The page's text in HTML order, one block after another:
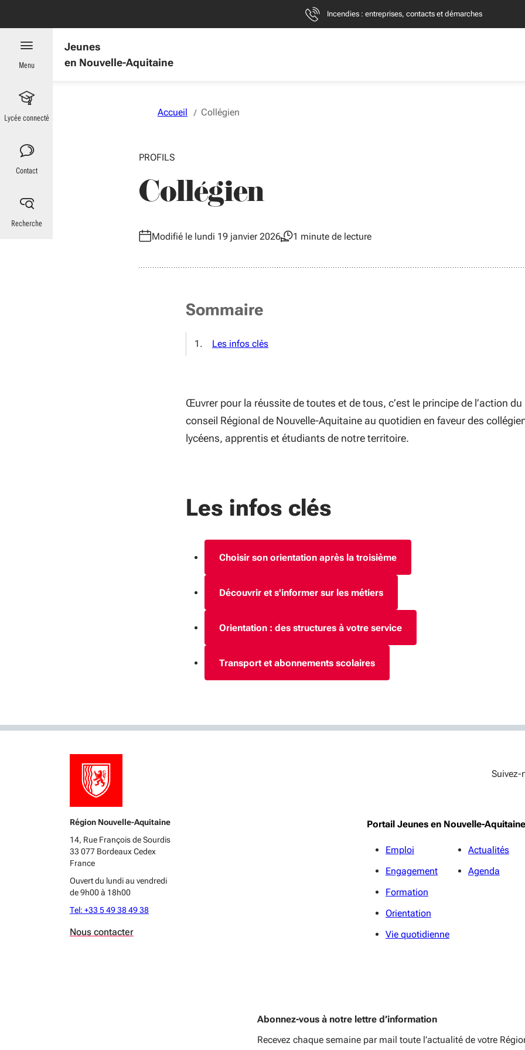
Incendies : entreprises, contacts et démarches
Jeunes
en Nouvelle-Aquitaine
Menu
Lycée connecté
Contact
Recherche
Accueil Collégien
PROFILS
Collégien
Modifié le lundi 19 janvier 2026 1 minute de lecture
Sommaire
Les infos clés
Œuvrer pour la réussite de toutes et de tous, c’est le principe de l’action du
conseil Régional de Nouvelle-Aquitaine au quotidien en faveur des
lycéens, apprentis et étudiants de notre territoire.
Les infos clés
Choisir son orientation après la troisième
Découvrir et s'informer sur les métiers
Orientation : des structures à votre service
Transport et abonnements scolaires
Région Nouvelle-Aquitaine
14, Rue François de Sourdis
33 077 Bordeaux Cedex
France
Ouvert du lundi au vendredi
de 9h00 à 18h00
Tel: +33 5 49 38 49 38
Nous contacter
Suivez-
Portail Jeunes en Nouvelle-Aquitaine
Emploi
Engagement
Formation
Orientation
Vie quotidienne
Actualités
Agenda
Abonnez-vous à notre lettre d’information
Recevez chaque semaine par mail toute l’actualité de votre